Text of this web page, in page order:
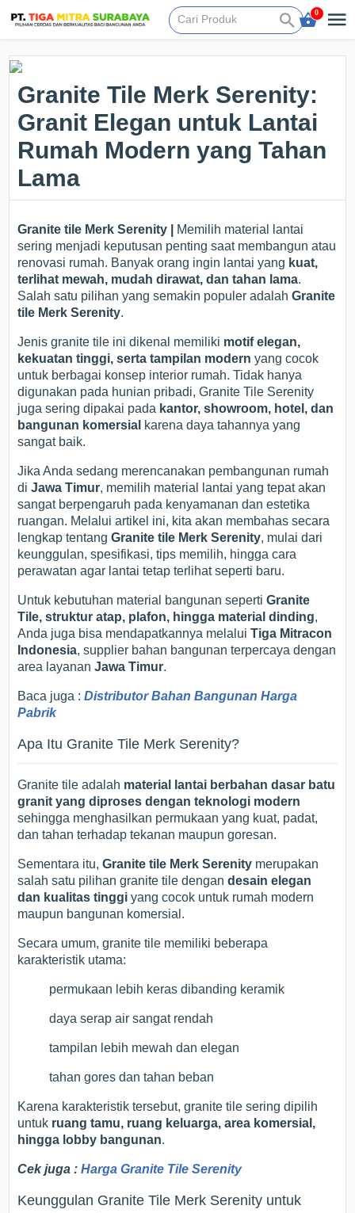
0
Granite Tile Merk Serenity:
Granit Elegan untuk Lantai
Rumah Modern yang Tahan
Lama
Granite tile Merk Serenity |
Memilih material lantai
sering menjadi keputusan penting saat membangun atau
renovasi rumah. Banyak orang ingin lantai yang kuat,
terlihat mewah, mudah dirawat, dan tahan lama.
Salah satu pilihan yang semakin populer adalahGranite
tile Merk Serenity.
Jenis granite tile ini dikenal memiliki motif elegan,
kekuatan tinggi, serta tampilan modern yang cocok
untuk berbagai konsep interior rumah. Tidak hanya
digunakan pada hunian pribadi, Granite Tile Serenity
juga sering dipakai pada kantor, showroom, hotel, dan
bangunan komersial karena daya tahannya yang
sangat baik.
Jika Anda sedang merencanakan pembangunan rumah
diJawa Timur, memilih material lantai yang tepat akan
sangat berpengaruh pada kenyamanan dan estetika
ruangan. Melalui artikel ini, kita akan membahas secara
lengkap tentangGranite tile Merk Serenity, mulai dari
keunggulan, spesifikasi, tips memilih, hingga cara
perawatan agar lantai tetap terlihat seperti baru.
Untuk kebutuhan material bangunan sepertiGranite
Tile, struktur atap, plafon, hingga material dinding,
Anda juga bisa mendapatkannya melaluiTiga Mitracon
Indonesia, supplier bahan bangunan terpercaya dengan
area layananJawa Timur.
Baca juga :Distributor Bahan Bangunan Harga
Pabrik
Apa Itu Granite Tile Merk Serenity?
Granite tile adalah material lantai berbahan dasar batu
granit yang diproses dengan teknologi modern
sehingga menghasilkan permukaan yang kuat, padat,
dan tahan terhadap tekanan maupun goresan.
Sementara itu,Granite tile Merk Serenity merupakan
salah satu pilihan granite tile dengandesain elegan
dan kualitas tinggi yang cocok untuk rumah modern
maupun bangunan komersial.
Secara umum, granite tile memiliki beberapa
karakteristik utama:
permukaan lebih keras dibanding keramik
daya serap air sangat rendah
tampilan lebih mewah dan elegan
tahan gores dan tahan beban
Karena karakteristik tersebut, granite tile sering dipilih
untuk ruang tamu, ruang keluarga, area komersial,
hingga lobby bangunan.
Cek juga :Harga Granite Tile Serenity
Keunggulan Granite Tile Merk Serenity untuk